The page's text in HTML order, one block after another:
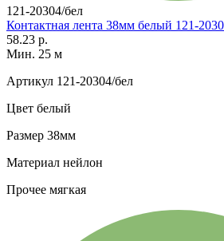
121-20304/бел
Контактная лента 38мм белый 121-
58.23 р.
Мин. 25 м
Артикул 121-20304/бел
Цвет белый
Размер 38мм
Материал нейлон
Прочее мягкая